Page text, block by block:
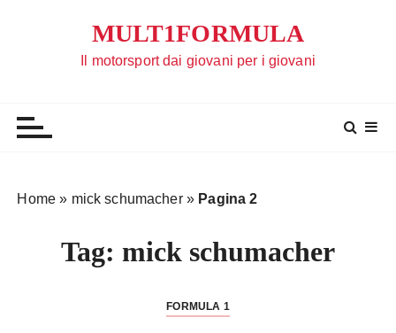
MULT1FORMULA
Il motorsport dai giovani per i giovani
Home » mick schumacher» Pagina 2
Tag: mick schumacher
FORMULA 1